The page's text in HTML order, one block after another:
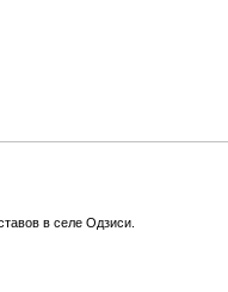
в селе Одзиси.